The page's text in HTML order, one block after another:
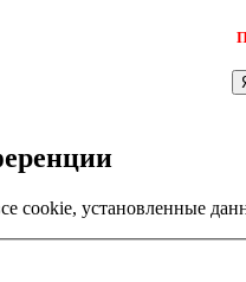
cookie, установленные